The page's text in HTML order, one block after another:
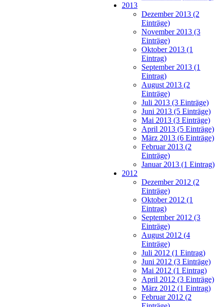
2013
Dezember 2013 (2
Einträge)
November 2013 (3
Einträge)
Oktober 2013 (1
Eintrag)
September 2013 (1
Eintrag)
August 2013 (2
Einträge)
Juli 2013 (3 Einträge)
Juni 2013 (5 Einträge)
Mai 2013 (3 Einträge)
April 2013 (5 Einträge)
März 2013 (6 Einträge)
Februar 2013 (2
Einträge)
Januar 2013 (1 Eintrag)
2012
Dezember 2012 (2
Einträge)
Oktober 2012 (1
Eintrag)
September 2012 (3
Einträge)
August 2012 (4
Einträge)
Juli 2012 (1 Eintrag)
Juni 2012 (3 Einträge)
Mai 2012 (1 Eintrag)
April 2012 (3 Einträge)
März 2012 (1 Eintrag)
Februar 2012 (2